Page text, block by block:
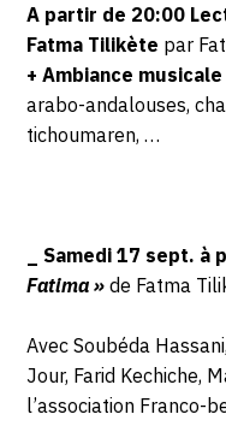
A partir de 20:00
Fatma Tilikète par
+ Ambiance
arabo-andalouses,
tichoumaren, …
_ Samedi 17 sept.
Fatima » de Fatma
Avec Soubéda
Jour, Farid Kechiche,
l’association Franco-